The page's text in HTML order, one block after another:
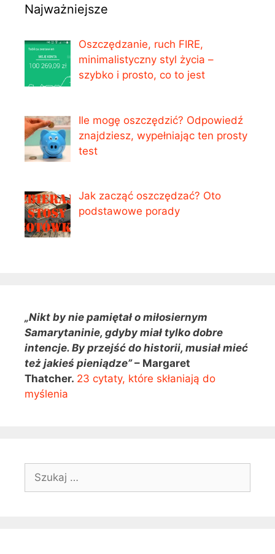
Najważniejsze
Oszczędzanie, ruch FIRE,
minimalistyczny styl życia –
szybko i prosto, co to jest
Ile mogę oszczędzić? Odpowiedź
znajdziesz, wypełniając ten prosty
test
Jak zacząć oszczędzać? Oto
podstawowe porady
„Nikt by nie pamiętał o miłosiernym
Samarytaninie, gdyby miał tylko dobre
intencje. By przejść do historii, musiał mieć
też jakieś pieniądze”– Margaret
Thatcher. 23 cytaty, które skłaniają do
myślenia